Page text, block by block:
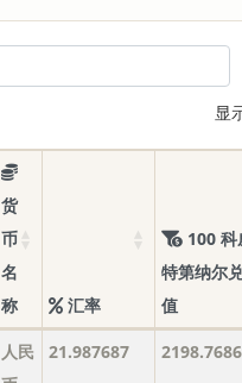
显
货
币
名
称
汇率
100 科
特第纳尔
值
人民
21.987687